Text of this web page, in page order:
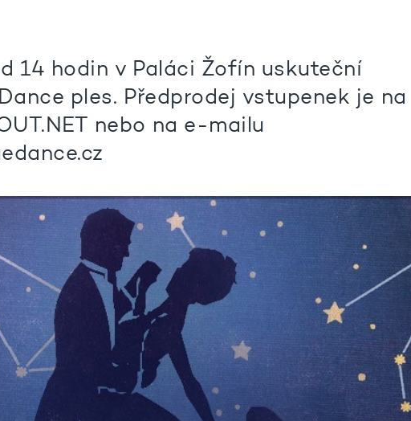
14 hodin v Paláci Žofín uskuteční
ples. Předprodej vstupenek je na
nebo na e-mailu